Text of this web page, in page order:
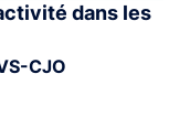
dans les
CJO